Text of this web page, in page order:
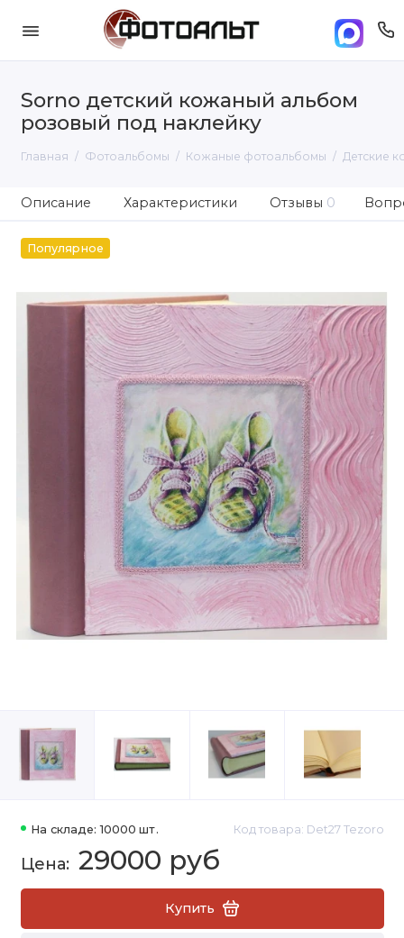
Sorno детский кожаный альбом
розовый под наклейку
Главная Фотоальбомы Кожаные фотоальбомы Детские
Описание Характеристики Отзывы 0
Популярное
На складе: 10000 шт. Код товара: Det27 Tezoro
29000 руб
Купить